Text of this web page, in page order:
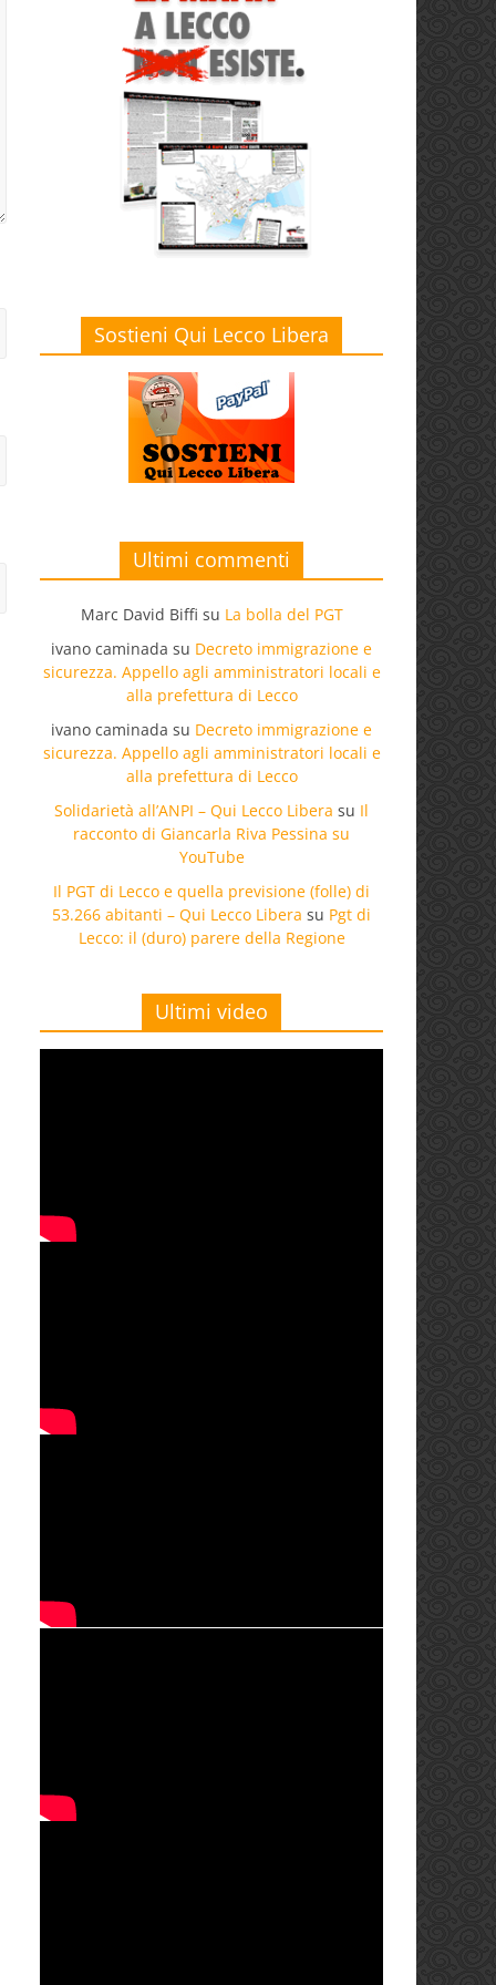
Sostieni Qui Lecco Libera
Ultimi commenti
Marc David Biffi su La bolla del PGT
ivano caminada su Decreto immigrazione e
sicurezza. Appello agli amministratori locali e
alla prefettura di Lecco
ivano caminada su Decreto immigrazione e
sicurezza. Appello agli amministratori locali e
alla prefettura di Lecco
Solidarietà all’ANPI – Qui Lecco Libera su Il
racconto di Giancarla Riva Pessina su
YouTube
Il PGT di Lecco e quella previsione (folle) di
53.266 abitanti – Qui Lecco Libera su Pgt di
Lecco: il (duro) parere della Regione
Ultimi video